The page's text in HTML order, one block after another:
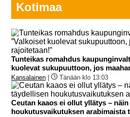
Kotimaa
Tunteikas romahdus
kuolevat sukupuuttoon, jos
Kansalainen Tänään klo 13:03
Ceutan kaaos ei ollut yllätys –
houkutusvaikutuksen arabimaista